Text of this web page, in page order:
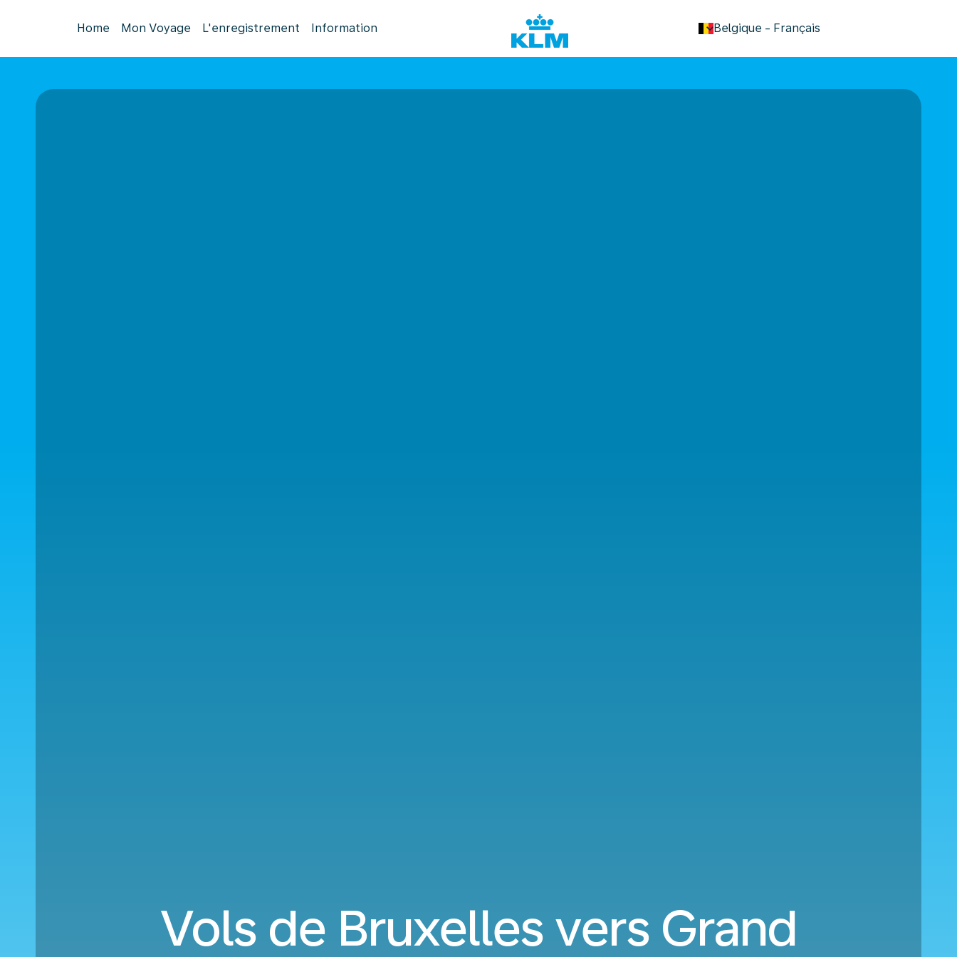
Home Mon Voyage L'enregistrement Information Belgique - Français
keyboard_arrow_down
Vols de Bruxelles vers Grand